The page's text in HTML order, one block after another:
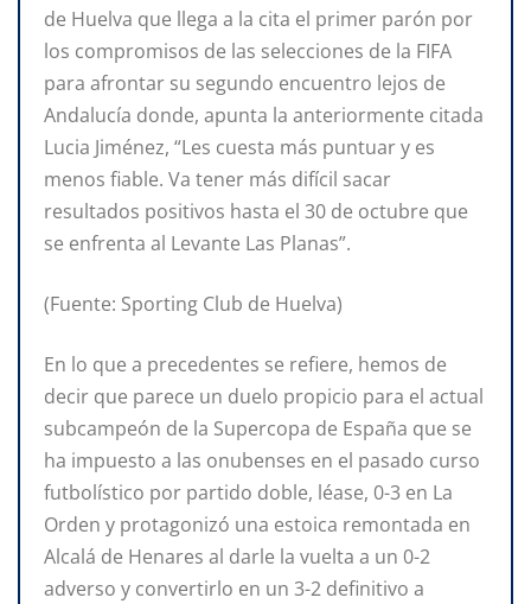
de Huelva que llega a la cita el primer parón por
los compromisos de las selecciones de la FIFA
para afrontar su segundo encuentro lejos de
Andalucía donde, apunta la anteriormente citada
Lucia Jiménez, “Les cuesta más puntuar y es
menos fiable. Va tener más difícil sacar
resultados positivos hasta el 30 de octubre que
se enfrenta al Levante Las Planas”.
(Fuente: Sporting Club de Huelva)
En lo que a precedentes se refiere, hemos de
decir que parece un duelo propicio para el actual
subcampeón de la Supercopa de España que se
ha impuesto a las onubenses en el pasado curso
futbolístico por partido doble, léase, 0-3 en La
Orden y protagonizó una estoica remontada en
Alcalá de Henares al darle la vuelta a un 0-2
adverso y convertirlo en un 3-2 definitivo a